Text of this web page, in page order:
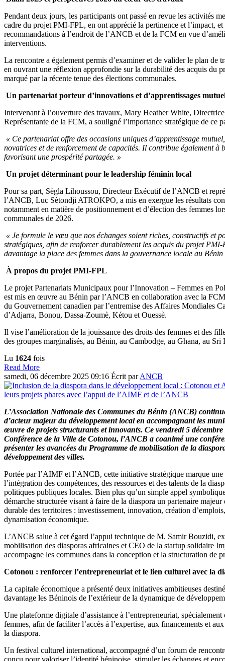
Pendant deux jours, les participants ont passé en revue les activités
cadre du projet PMI-FPL, en ont apprécié la pertinence et l’impact,
recommandations à l’endroit de l’ANCB et de la FCM en vue
interventions.
La rencontre a également permis d’examiner et de valider le plan de
en ouvrant une réflexion approfondie sur la durabilité des acquis du
marqué par la récente tenue des élections communales.
Un partenariat porteur d’innovations et d’apprentissages
Intervenant à l’ouverture des travaux, Mary Heather White,
Représentante de la FCM, a souligné l’importance stratégique de ce
« Ce partenariat offre des occasions uniques d’apprentissage
novatrices et de renforcement de capacités. Il contribue également à
favorisant une prospérité partagée. »
Un projet déterminant pour le leadership féminin local
Pour sa part, Sègla Lihoussou, Directeur Exécutif de l’ANCB et
l’ANCB, Luc Sètondji ATROKPO, a mis en exergue les résultats
notamment en matière de positionnement et d’élection des femmes
communales de 2026.
« Je formule le vœu que nos échanges soient riches, constructifs et
stratégiques, afin de renforcer durablement les acquis du projet
davantage la place des femmes dans la gouvernance locale au Bénin
À propos du projet PMI-FPL
Le projet Partenariats Municipaux pour l’Innovation – Femmes en
est mis en œuvre au Bénin par l’ANCB en collaboration avec la
du Gouvernement canadien par l’entremise des Affaires Mondiales
d’Adjarra, Bonou, Dassa-Zoumè, Kétou et Ouessè.
Il vise l’amélioration de la jouissance des droits des femmes et des
des groupes marginalisés, au Bénin, au Cambodge, au Ghana, au Sri
Lu 1624 fois
Read More
samedi, 06 décembre 2025 09:16 Écrit parANCB
L’Association Nationale des Communes du Bénin (ANCB)
d’acteur majeur du développement local en accompagnant les
œuvre de projets structurants et innovants. Ce vendredi 5 décembre
Conférence de la Ville de Cotonou, l’ANCB a coanimé une
présenter les avancées du Programme de mobilisation de la
développement des villes.
Portée par l’AIMF et l’ANCB, cette initiative stratégique marque une
l’intégration des compétences, des ressources et des talents de la
politiques publiques locales. Bien plus qu’un simple appel
démarche structurée visant à faire de la diaspora un partenaire
durable des territoires : investissement, innovation, création
dynamisation économique.
L’ANCB salue à cet égard l’appui technique de M. Samir Bouzidi,
mobilisation des diasporas africaines et CEO de la startup solidaire
accompagne les communes dans la conception et la structuration de
Cotonou : renforcer l’entrepreneuriat et le lien culturel avec la
La capitale économique a présenté deux initiatives ambitieuses
davantage les Béninois de l’extérieur de la dynamique de
Une plateforme digitale d’assistance à l’entrepreneuriat,
femmes, afin de faciliter l’accès à l’expertise, aux financements et
la diaspora.
Un festival culturel international, accompagné d’un forum de
conçu pour valoriser l’identité béninoise, stimuler les échanges et